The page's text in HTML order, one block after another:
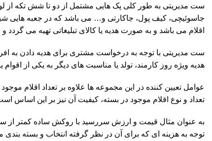
ست مدیریتی به طور کلی پک هایی مشتمل از دو تا شش تکه از
جاسوئیچی، کیف پول، جاکارتی و… می باشد که در جعبه هایی
اقلام می باشد و به صورت هدیه یا کالای تبلیغاتی تهیه می
ست مدیریتی با توجه به درخواست مشتری برای هدیه دادن به
هدیه ویژه روز کارمند، تولد یا مناسبت های دیگر به یکی از
عوامل تعیین کننده در این مجموعه ها علاوه بر تعداد اقلام
تعداد و نوع اقلام موجود در بسته، کیفیت آن نیز بر این اساس
به عنوان مثال قیمت و ارزش سررسید با روکش ساده کمتر
توجه به هزینه ای که برای آن در نظر گرفته انتخاب و بسته